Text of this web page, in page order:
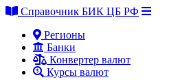
Справочник БИК ЦБ РФ
Регионы
Банки
Конвертер валют
Курсы валют